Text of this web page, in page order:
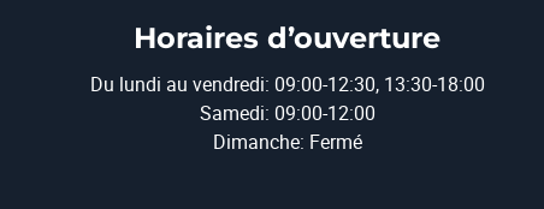
Horaires d’ouverture
Du lundi au vendredi: 09:00-12:30, 13:30-18:00
Samedi: 09:00-12:00
Dimanche: Fermé